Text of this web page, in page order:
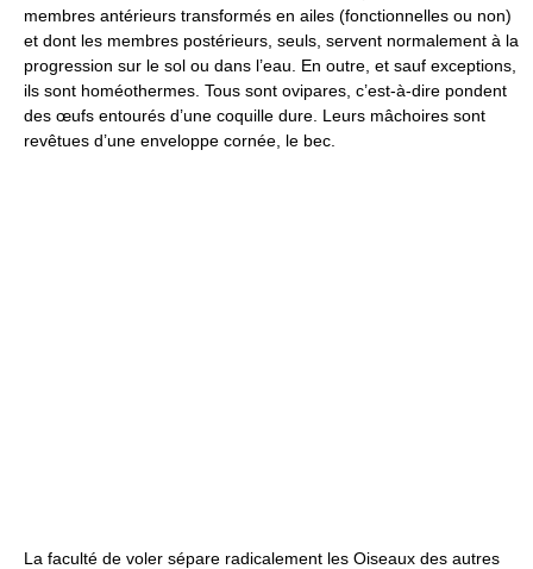
membres antérieurs transformés en ailes (fonctionnelles ou non)
et dont les membres postérieurs, seuls, servent normalement à la
progression sur le sol ou dans l’eau. En outre, et sauf exceptions,
ils sont homéothermes. Tous sont ovipares, c’est-à-dire pondent
des œufs entourés d’une coquille dure. Leurs mâchoires sont
revêtues d’une enveloppe cornée, le bec.
La faculté de voler sépare radicalement les Oiseaux des autres